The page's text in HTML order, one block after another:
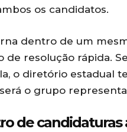
os candidatos.
dentro de um
resolução rápida.
o diretório estadual
o grupo
de